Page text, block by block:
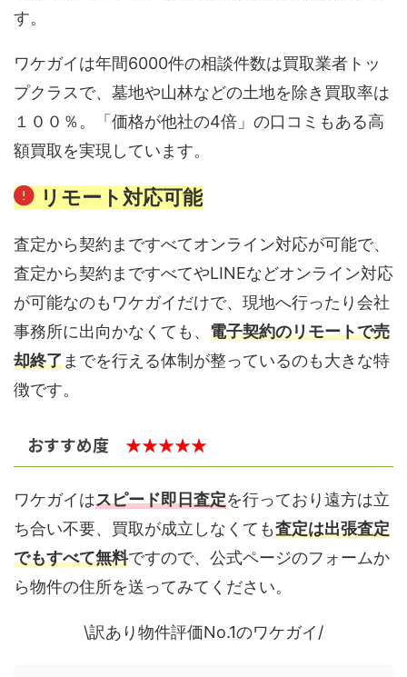
す。
ワケガイは年間6000件の相談件数は買取業者トッ
プクラスで、墓地や山林などの土地を除き買取率は
１００％。「価格が他社の4倍」の口コミもある高
額買取を実現しています。
リモート対応可能
査定から契約まですべてオンライン対応が可能で、
査定から契約まですべてやLINEなどオンライン対応
が可能なのもワケガイだけで、現地へ行ったり会社
事務所に出向かなくても、 電子契約のリモートで売
却終了までを行える体制が整っているのも大きな特
徴です。
おすすめ度 ★★★★★
ワケガイはスピード即日査定を行っており遠方は立
ち合い不要、買取が成立しなくても査定は出張査定
でもすべて無料ですので、公式ページのフォームか
ら物件の住所を送ってみてください。
\訳あり物件評価No.1のワケガイ/